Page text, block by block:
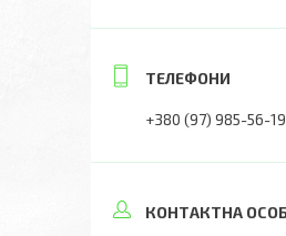
+380 (97) 985-56-19